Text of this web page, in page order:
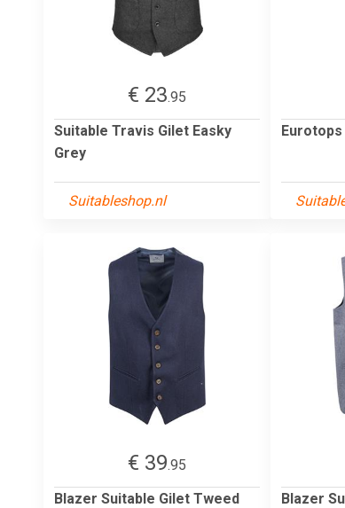
€ 23.95
Suitable Travis Gilet Easky
Grey
Suitableshop.nl
€ 39.95
Blazer Suitable Gilet Tweed
Blazer